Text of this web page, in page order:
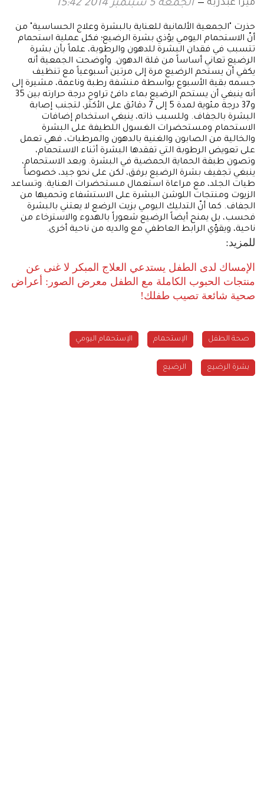
ميرا عبدربه الجمعة 5 سبتمبر 2014 15:42
حذرت "الجمعية الألمانية للعناية بالبشرة وعلاج الحساسية" من
أنّ الاستحمام اليومي يؤذي بشرة الرضيع؛ فكل عملية استحمام
تتسبب في فقدان البشرة للدهون والرطوبة، علماً بأن بشرة
الرضيع تعاني أساساً من قلة الدهون. وأوضحت الجمعية أنه
يكفي أن يستحم الرضيع مرة إلى مرتين أسبوعياً مع تنظيف
جسمه بقية الأسبوع بواسطة منشفة رطبة وناعمة، مشيرة إلى
أنه ينبغي أن يستحم الرضيع بماء دافئ تراوح درجة حرارته بين 35
و37 درجة مئوية لمدة 5 إلى 7 دقائق على الأكثر، لتجنب إصابة
البشرة بالجفاف. وللسبب ذاته، ينبغي استخدام إضافات
الاستحمام ومستحضرات الغسول اللطيفة على البشرة
والخالية من الصابون والغنية بالدهون والمرطبات، فهي تعمل
على تعويض الرطوبة التي تفقدها البشرة أثناء الاستحمام،
وتصون طبقة الحماية الحمضية في البشرة. وبعد الاستحمام،
ينبغي تجفيف بشرة الرضيع برفق، لكن على نحو جيد، خصوصاً
طيات الجلد، مع مراعاة استعمال مستحضرات العناية. وتساعد
الزيوت ومنتجات اللوشن البشرة على الاستشفاء وتحميها من
الجفاف. كما أنّ التدليك اليومي بزيت الرضع لا يعتني بالبشرة
فحسب، بل يمنح أيضاً الرضيع شعوراً بالهدوء والاسترخاء من
ناحية، ويقوّي الرابط العاطفي مع والديه من ناحية أخرى.
للمزيد:
الإمساك لدى الطفل يستدعي العلاج المبكر لا غنى عن
منتجات الحبوب الكاملة مع الطفل معرض الصور: أعراض
صحية شائعة تصيب طفلك!
صحة الطفل الإستحمام الإستحمام اليومي
بشرة الرضيع الرضيع